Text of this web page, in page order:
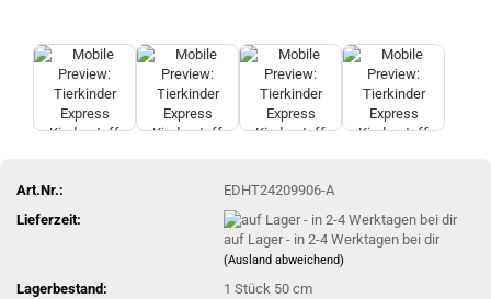
Art.Nr.:
EDHT24209906-A
Lieferzeit:
auf Lager - in 2-4 Werktagen bei dir
(Ausland abweichend)
Lagerbestand: 1Stück 50 cm